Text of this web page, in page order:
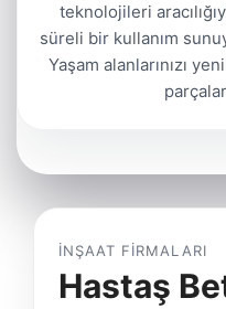
teknolojileri
süreli bir kullanım
Yaşam alanlarınızı
İNŞAAT FIRMALARI
Hastaş